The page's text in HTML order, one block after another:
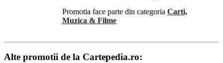
Promotia face parte din categoria Carti,
Muzica & Filme
Alte promotii de la Cartepedia.ro: